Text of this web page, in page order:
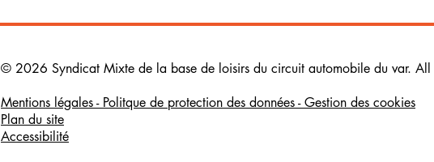
© 2026 Syndicat Mixte de la base de loisirs du circuit automobile du var.
Mentions légales - Politque de protection des données - Gestion des cookies
Plan du site
Accessibilité